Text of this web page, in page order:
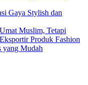
Gaya Stylish dan
Muslim, Tetapi
Produk Fashion
yang Mudah